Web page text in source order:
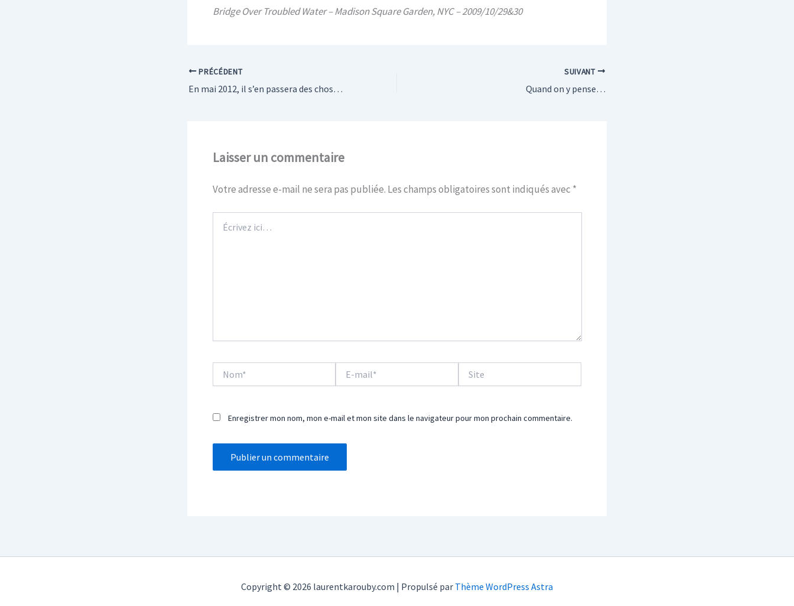
Bridge Over Troubled Water – Madison Square Garden, NYC – 2009/10/29&30
PRÉCÉDENT
En mai 2012, il s’en passera des choses !
SUIVANT
Quand on y pense…
Laisser un commentaire
Votre adresse e-mail ne sera pas publiée. Les champs obligatoires sont indiqués avec *
ici…
mail*
Enregistrer mon nom, mon e-mail et mon site dans le navigateur pour mon prochain commentaire.
Copyright © 2026 laurentkarouby.com | Propulsé par Thème WordPress Astra